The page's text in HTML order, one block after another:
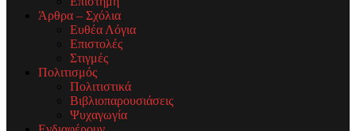
Άρθρα – Σχόλια
Ευθέα Λόγια
Επιστολές
Στιγμές
Πολιτισμός
Πολιτιστικά
Βιβλιοπαρουσιάσεις
Ψυχαγωγία